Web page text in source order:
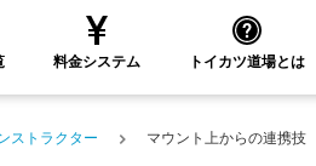
料金システム トイカツ道場とは
ストラクター マウント上からの連携技